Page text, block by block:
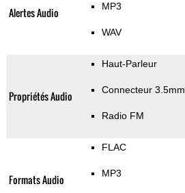
Alertes Audio MP3
WAV
Propriétés Audio
Haut-Parleur
Connecteur 3.5mm
Radio FM
Formats Audio
FLAC
MP3